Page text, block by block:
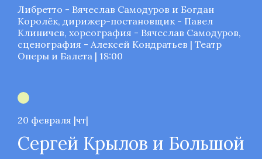
Либретто - Вячеслав Самодуров и Богдан
Королёк, дирижер-постановщик - Павел
Клиничев, хореография - Вячеслав Самодуров,
сценография - Алексей Кондратьев | Театр
Оперы и Балета | 18:00
20 февраля |чт|
Сергей Крылов и Большой